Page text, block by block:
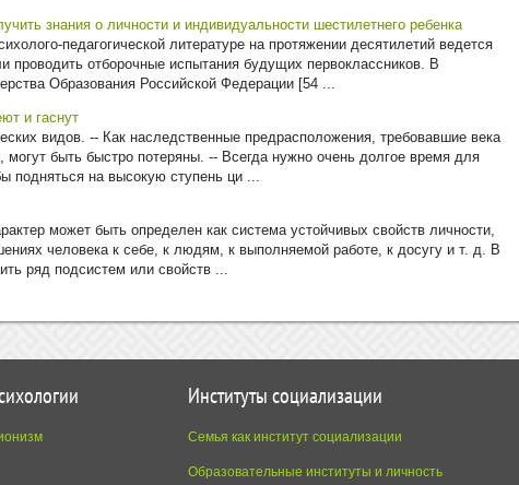
знания о личности и индивидуальности шестилетнего ребенка
педагогической литературе на протяжении десятилетий ведется
проводить отборочные испытания будущих первоклассников. В
Образования Российской Федерации [54 ...
и гаснут
видов. -- Как наследственные предрасположения, требовавшие века
могут быть быстро потеряны. -- Всегда нужно очень долгое время для
подняться на высокую ступень ци ...
может быть определен как система ус­тойчивых свойств личности,
челове­ка к себе, к людям, к выполняемой работе, к досугу и т. д. В
ряд подсистем или свойств ...
Институты социализации
Семья как институт социализации
Образовательные институты и личность